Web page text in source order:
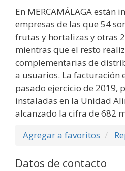
En MERCAMÁLAGA están
empresas de las que 54
frutas y hortalizas y otras
mientras que el resto
complementarias de
a usuarios. La facturación
pasado ejercicio de 2019,
instaladas en la Unidad
alcanzado la cifra de 682
Agregar a favoritos
Datos de contacto